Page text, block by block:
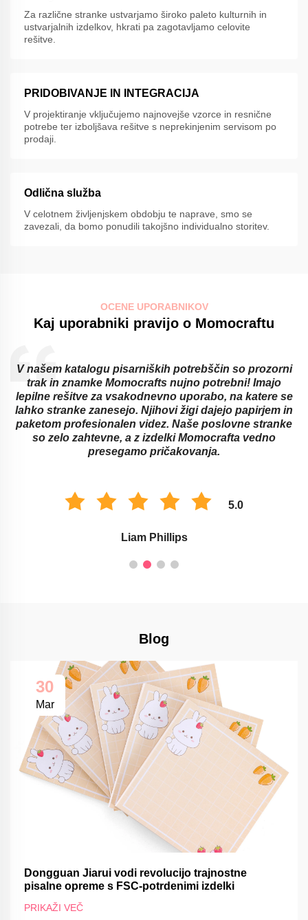
Za različne stranke ustvarjamo široko paleto kulturnih in
ustvarjalnih izdelkov, hkrati pa zagotavljamo celovite
rešitve.
PRIDOBIVANJE IN INTEGRACIJA
V projektiranje vključujemo najnovejše vzorce in resnične
potrebe ter izboljšava rešitve s neprekinjenim servisom po
prodaji.
Odlična služba
V celotnem življenjskem obdobju te naprave, smo se
zavezali, da bomo ponudili takojšno individualno storitev.
OCENE UPORABNIKOV
Kaj uporabniki pravijo o Momocraftu
V našem katalogu pisarniških potrebščin so prozorni
trak in znamke Momocrafts nujno potrebni! Imajo
lepilne rešitve za vsakodnevno uporabo, na katere se
lahko stranke zanesejo. Njihovi žigi dajejo papirjem in
paketom profesionalen videz. Naše poslovne stranke
so zelo zahtevne, a z izdelki Momocrafta vedno
presegamo pričakovanja.
5.0
Liam Phillips
Blog
30
Mar
Dongguan Jiarui vodi revolucijo trajnostne
pisalne opreme s FSC-potrdenimi izdelki
PRIKAŽI VEČ